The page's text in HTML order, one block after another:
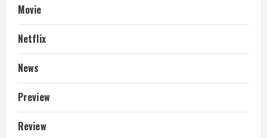
Movie
Netflix
News
Preview
Review